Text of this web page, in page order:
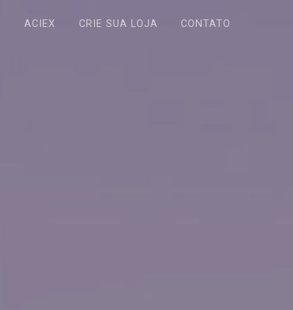
ACIEX CRIE SUA LOJA CONTATO